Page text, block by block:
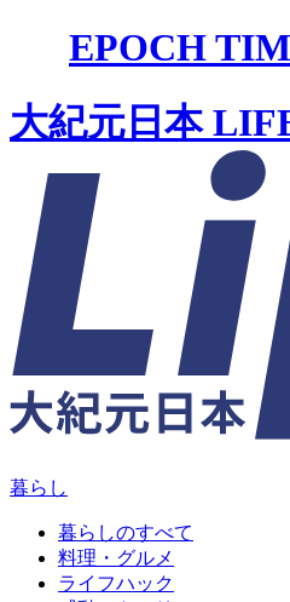
EPOCH
大紀元日本
暮らし
暮らしのすべて
料理・グルメ
ライフハック